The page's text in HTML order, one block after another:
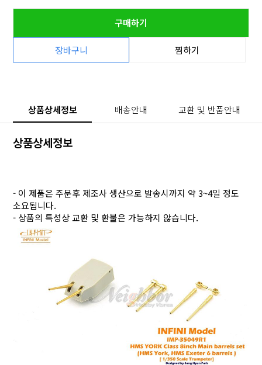
구매하기
장바구니 찜하기
상품상세정보 배송안내 교환 및 반품안내
상품상세정보
- 이 제품은 주문후 제조사 생산으로 발송시까지 약 3~4일 정도
소요됩니다.
- 상품의 특성상 교환 및 환불은 가능하지 않습니다.